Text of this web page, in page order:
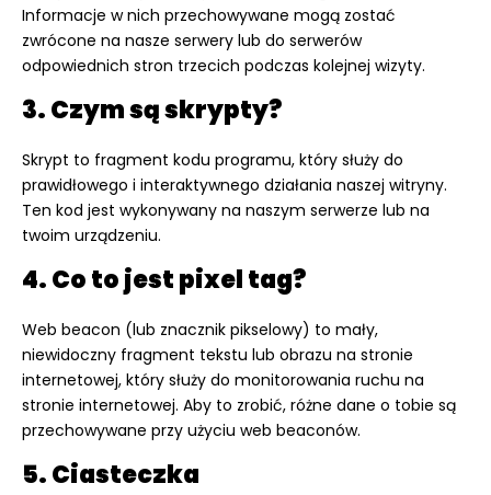
Informacje w nich przechowywane mogą zostać
zwrócone na nasze serwery lub do serwerów
odpowiednich stron trzecich podczas kolejnej wizyty.
3. Czym są skrypty?
Skrypt to fragment kodu programu, który służy do
prawidłowego i interaktywnego działania naszej witryny.
Ten kod jest wykonywany na naszym serwerze lub na
twoim urządzeniu.
4. Co to jest pixel tag?
Web beacon (lub znacznik pikselowy) to mały,
niewidoczny fragment tekstu lub obrazu na stronie
internetowej, który służy do monitorowania ruchu na
stronie internetowej. Aby to zrobić, różne dane o tobie są
przechowywane przy użyciu web beaconów.
5. Ciasteczka